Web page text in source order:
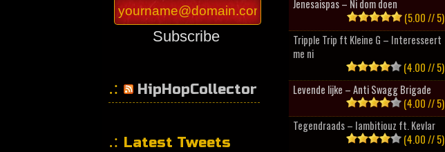
Subscribe
HipHopCollector
Latest Tweets
Jenesaispas – Ni dom doen
(5.00 // 5)
Tripple Trip ft Kleine G – Interesseert
me ni
(4.00 // 5)
Levende lijke – Anti Swagg Brigade
(4.00 // 5)
Tegendraads – Iambitiouz ft. Kevlar
(4.00 // 5)